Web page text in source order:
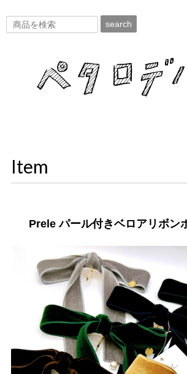
search
Item
Prele パール付きベロアリボン